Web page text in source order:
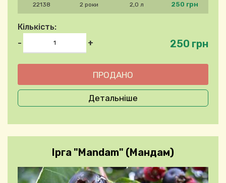
22138 2 роки 2,0 л 250 грн
Кількість:
-
+ 250 грн
Детальніше
Ірга "Mandam" (Мандам)